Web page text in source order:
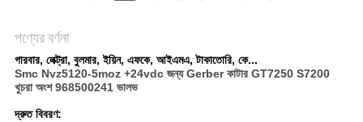
পণ্যের বর্ণনা
গারবার, লেক্ট্রা, বুলমার, ইয়িন, এফকে, আইএমএ, টাকাতোরি, কে...
Smc Nvz5120-5moz +24vdc জন্য Gerber কাটার GT7250 S7200
খুচরা অংশ 968500241 ভালভ
দ্রুত বিবরণ: